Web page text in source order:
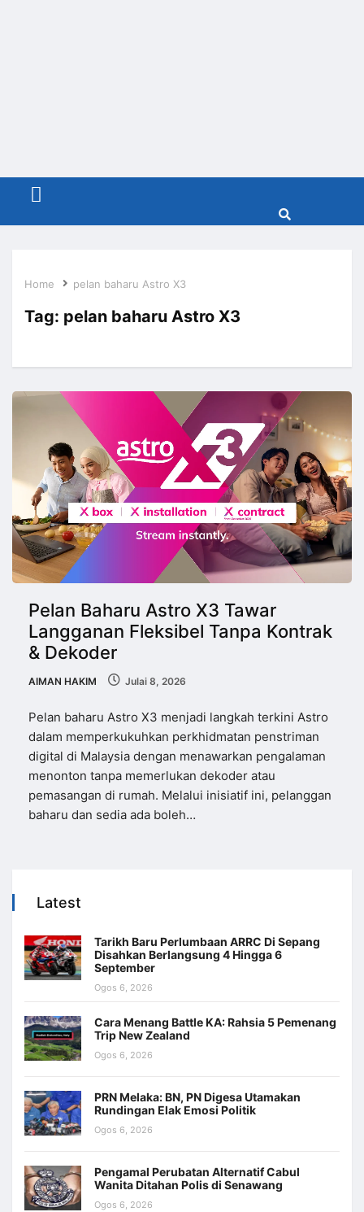
Menu
Home pelan baharu Astro X3
Tag: pelan baharu Astro X3
Pelan Baharu Astro X3 Tawar
Langganan Fleksibel Tanpa Kontrak
& Dekoder
AIMAN HAKIM Julai 8, 2026
Pelan baharu Astro X3 menjadi langkah terkini Astro
dalam memperkukuhkan perkhidmatan penstriman
digital di Malaysia dengan menawarkan pengalaman
menonton tanpa memerlukan dekoder atau
pemasangan di rumah. Melalui inisiatif ini, pelanggan
baharu dan sedia ada boleh…
Latest
Tarikh Baru Perlumbaan ARRC Di Sepang
Disahkan Berlangsung 4 Hingga 6
September
Ogos 6, 2026
Cara Menang Battle KA: Rahsia 5 Pemenang
Trip New Zealand
Ogos 6, 2026
PRN Melaka: BN, PN Digesa Utamakan
Rundingan Elak Emosi Politik
Ogos 6, 2026
Pengamal Perubatan Alternatif Cabul
Wanita Ditahan Polis di Senawang
Ogos 6, 2026